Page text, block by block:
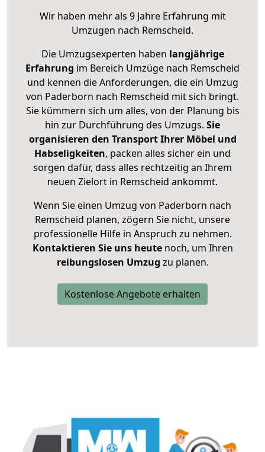
Wir haben mehr als 9 Jahre Erfahrung mit
Umzügen nach Remscheid.
Die Umzugsexperten haben langjährige
Erfahrung im Bereich Umzüge nach Remscheid
und kennen die Anforderungen, die ein Umzug
von Paderborn nach Remscheid mit sich bringt.
Sie kümmern sich um alles, von der Planung bis
hin zur Durchführung des Umzugs. Sie
organisieren den Transport Ihrer Möbel und
Habseligkeiten, packen alles sicher ein und
sorgen dafür, dass alles rechtzeitig an Ihrem
neuen Zielort in Remscheid ankommt.
Wenn Sie einen Umzug von Paderborn nach
Remscheid planen, zögern Sie nicht, unsere
professionelle Hilfe in Anspruch zu nehmen.
Kontaktieren Sie uns heutenoch, um Ihren
reibungslosen Umzug zu planen.
Kostenlose Angebote erhalten